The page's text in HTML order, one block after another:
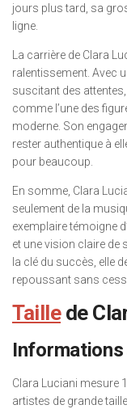
jours plus tard, sa
ligne.
La carrière de Clara
ralentissement. Avec
suscitant des attentes,
comme l’une des
moderne. Son
rester authentique à
pour beaucoup.
En somme, Clara
seulement de la
exemplaire témoigne
et une vision claire de
la clé du succès, elle
repoussant sans
Taillede
Clara Luciani mesure
artistes de grande